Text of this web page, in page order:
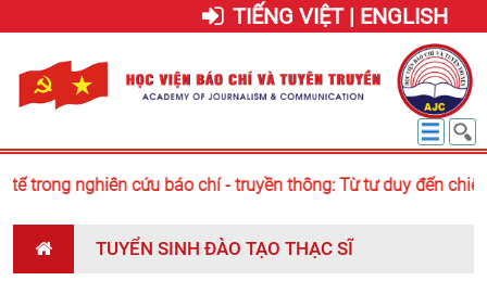
TIẾNG VIỆT | ENGLISH
trong nghiên cứu báo chí - truyền thông: Từ tư duy đến
TUYỂN SINH ĐÀO TẠO THẠC SĨ